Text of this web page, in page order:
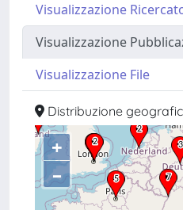
Visualizzazione
Visualizzazione
Visualizzazione File
Distribuzione
+
–